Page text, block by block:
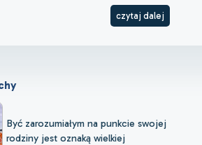
czytaj dalej
Być zarozumiałym na punkcie swojej
rodziny jest oznaką wielkiej